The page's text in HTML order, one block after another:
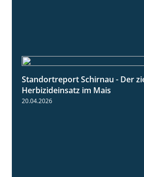
Standortreport Schirnau - Der
Herbizideinsatz im Mais
20.04.2026